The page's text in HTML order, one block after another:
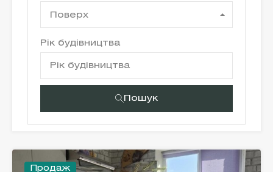
Поверх
Рік будівництва
Пошук
Продаж